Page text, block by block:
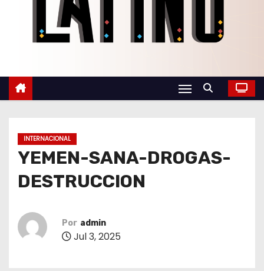
INTERNACIONAL
YEMEN-SANA-DROGAS-
DESTRUCCION
Por admin
Jul 3, 2025